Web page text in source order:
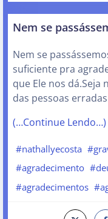
Nem se
Nem se
suficiente pra
que Ele nos dá.Seja
das pessoas
(…Continue Lendo…)
#nathallyecosta
#agradecimento
#agradecimentos